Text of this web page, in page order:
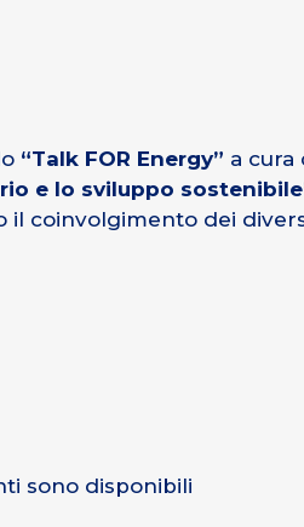
“Talk FOR Energy” a cura
e lo sviluppo
coinvolgimento dei
sono disponibili